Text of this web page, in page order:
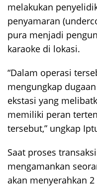
melakukan
penyamaran
pura menjadi
karaoke di lokasi.
“Dalam operasi
mengungkap
ekstasi yang
memiliki peran
tersebut,” ungkap
Saat proses
mengamankan
akan menyerahkan